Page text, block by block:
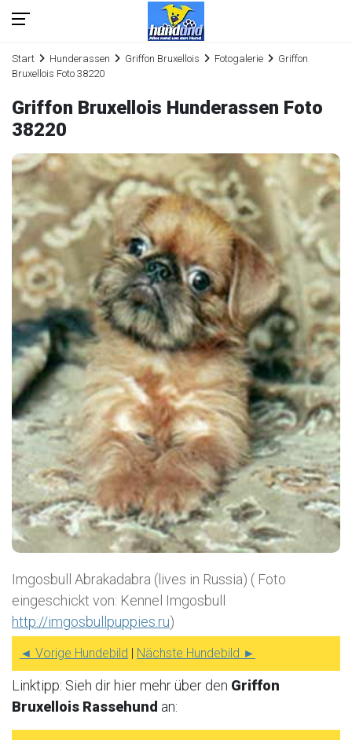
Start Hunderassen Griffon Bruxellois Fotogalerie
Griffon
Bruxellois Foto 38220
Griffon Bruxellois Hunderassen Foto
38220
Imgosbull Abrakadabra (lives in Russia) ( Foto
eingeschickt von: Kennel Imgosbull
http://imgosbullpuppies.ru)
◄ Vorige Hundebild | Nächste Hundebild ►
Linktipp: Sieh dir hier mehr über den Griffon
Bruxellois Rassehund an: